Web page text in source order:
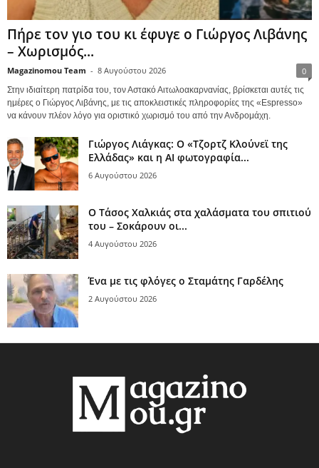
Πήρε τον γιο του κι έφυγε ο Γιώργος Λιβάνης
– Χωρισμός...
Magazinomou Team - 8 Αυγούστου 2026 0
Στην ιδιαίτερη πατρίδα του, τον Αστακό Αιτωλοακαρνανίας, βρίσκεται αυτές τις
ημέρες ο Γιώργος Λιβάνης, με τις αποκλειστικές πληροφορίες της «Espresso»
να κάνουν πλέον λόγο για οριστικό χωρισμό του από την Ανδρομάχη.
Γιώργος Λιάγκας: Ο «Τζορτζ Κλούνεϊ της
Ελλάδας» και η AI φωτογραφία...
6 Αυγούστου 2026
Ο Τάσος Χαλκιάς στα χαλάσματα του σπιτιού
του – Σοκάρουν οι...
4 Αυγούστου 2026
Ένα με τις φλόγες ο Σταμάτης Γαρδέλης
2 Αυγούστου 2026